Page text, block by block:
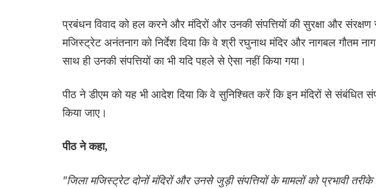
प्रबंधन विवाद को हल करने और मंदिरों और उनकी संपत्तियों की सुरक्षा और
मजिस्ट्रेट अनंतनाग को निर्देश दिया कि वे श्री रघुनाथ मंदिर और नागबल गौतम
साथ ही उनकी संपत्तियों का भी यदि पहले से ऐसा नहीं किया गया।
पीठ ने डीएम को यह भी आदेश दिया कि वे सुनिश्चित करें कि इन मंदिरों से संबंधित
किया जाए।
पीठ ने कहा,
"जिला मजिस्ट्रेट दोनों मंदिरों और उनसे जुड़ी संपत्तियों के मामलों को प्रभावी